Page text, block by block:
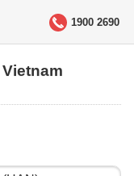
1900 2690